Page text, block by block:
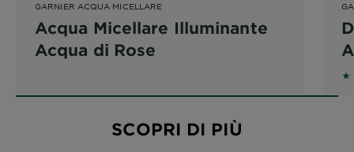
GARNIER ACQUA MICELLARE
Acqua Micellare Illuminante
Acqua di Rose
5
SCOPRI DI PIÙ